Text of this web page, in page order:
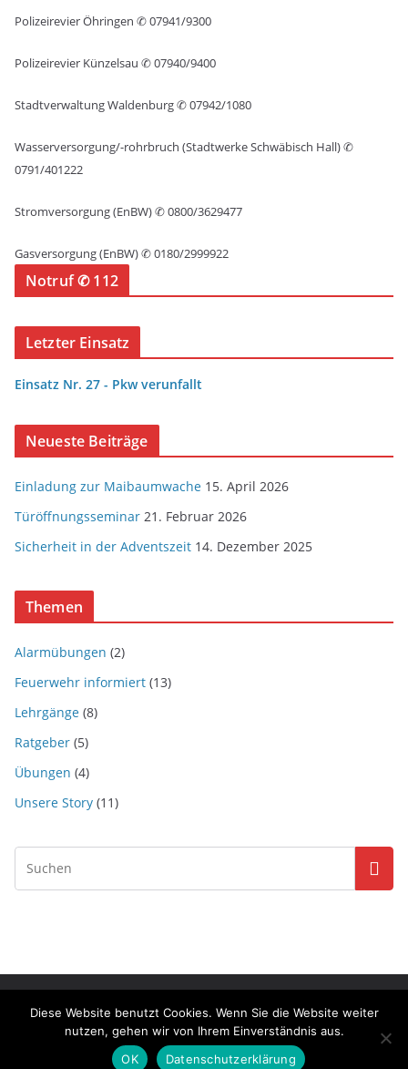
Polizeirevier Öhringen ✆ 07941/9300
Polizeirevier Künzelsau ✆ 07940/9400
Stadtverwaltung Waldenburg ✆ 07942/1080
Wasserversorgung/-rohrbruch (Stadtwerke Schwäbisch Hall) ✆
0791/401222
Stromversorgung (EnBW) ✆ 0800/3629477
Gasversorgung (EnBW) ✆ 0180/2999922
Notruf ✆ 112
Letzter Einsatz
Einsatz Nr. 27 - Pkw verunfallt
Neueste Beiträge
Einladung zur Maibaumwache 15. April 2026
Türöffnungsseminar 21. Februar 2026
Sicherheit in der Adventszeit 14. Dezember 2025
Themen
Alarmübungen (2)
Feuerwehr informiert (13)
Lehrgänge (8)
Ratgeber (5)
Übungen (4)
Unsere Story (11)
Copyright © 2026Feuerwehr Waldenburg. Alle Rechte
vorbehalten.
ColorMagvon ThemeGrill. Präsentiert von
Diese Website benutzt Cookies. Wenn Sie die Website weiter
nutzen, gehen wir von Ihrem Einverständnis aus.
OK
Datenschutzerklärung